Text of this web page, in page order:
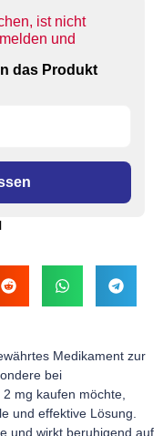
ist nicht
und
das Produkt
Medikament zur
bei
mg kaufen möchte,
und effektive Lösung.
und wirkt beruhigend auf